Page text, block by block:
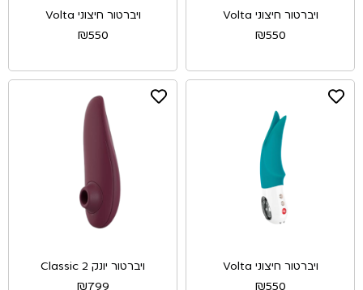
ויברטור חיצוני Volta
₪550
ויברטור חיצוני Volta
₪550
ויברטור חיצוני Volta
₪550
ויברטור יונק Classic 2
₪799